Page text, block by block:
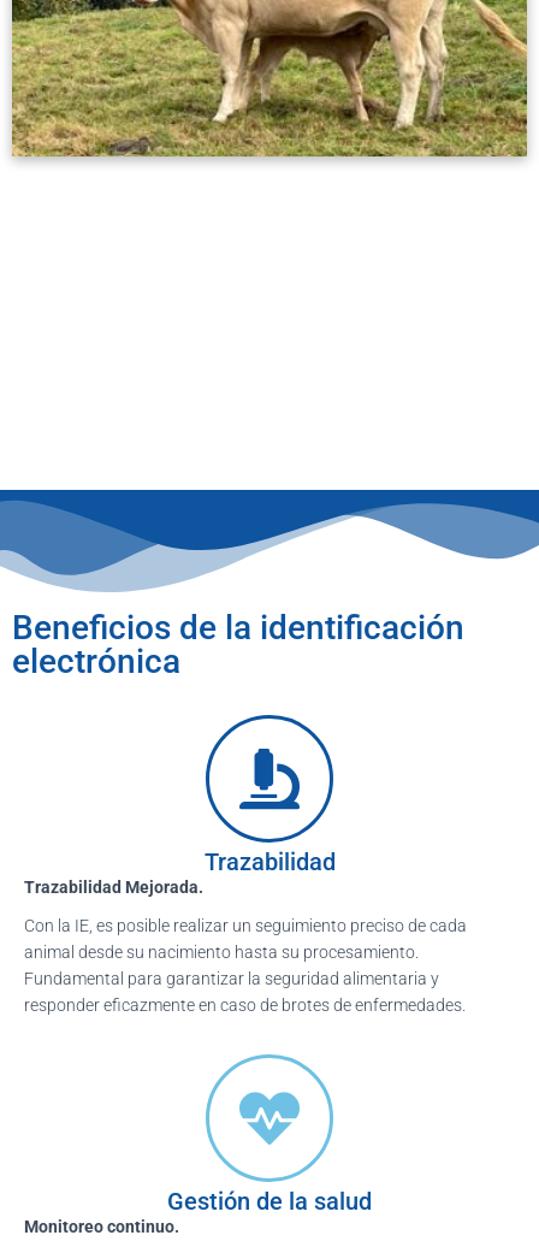
Beneficios de la identificación
electrónica
Trazabilidad
Trazabilidad Mejorada.
Con la IE, es posible realizar un seguimiento preciso de cada
animal desde su nacimiento hasta su procesamiento.
Fundamental para garantizar la seguridad alimentaria y
responder eficazmente en caso de brotes de enfermedades.
Gestión de la salud
Monitoreo continuo.